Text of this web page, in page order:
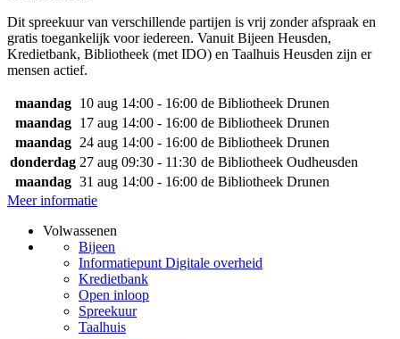
Dit spreekuur van verschillende partijen is vrij zonder afspraak en
gratis toegankelijk voor iedereen. Vanuit Bijeen Heusden,
Kredietbank, Bibliotheek (met IDO) en Taalhuis Heusden zijn er
mensen actief.
maandag 10 aug 14:00 - 16:00 de Bibliotheek Drunen
maandag
17 aug 14:00 - 16:00 de Bibliotheek Drunen
maandag
24 aug 14:00 - 16:00 de Bibliotheek Drunen
donderdag 27 aug 09:30 - 11:30 de Bibliotheek Oudheusden
maandag 31 aug 14:00 - 16:00 de Bibliotheek Drunen
Meer informatie
Volwassenen
Bijeen
Informatiepunt Digitale overheid
Kredietbank
Open inloop
Spreekuur
Taalhuis